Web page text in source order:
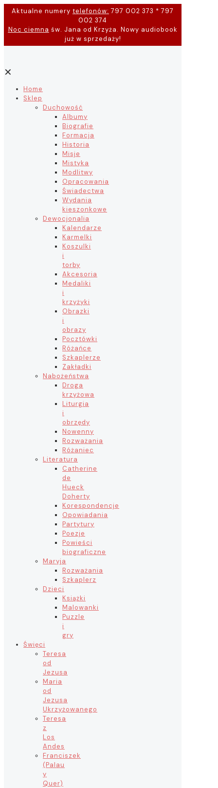
Aktualne numery telefonów: 797 002 373 * 797
002 374
Noc ciemna św. Jana od Krzyża. Nowy audiobook
już w sprzedaży!
✕
Home
Sklep
Duchowość
Albumy
Biografie
Formacja
Historia
Misje
Mistyka
Modlitwy
Opracowania
Świadectwa
Wydania
kieszonkowe
Dewocjonalia
Kalendarze
Karmelki
Koszulki
i
torby
Akcesoria
Medaliki
i
krzyżyki
Obrazki
i
obrazy
Pocztówki
Różańce
Szkaplerze
Zakładki
Nabożeństwa
Droga
krzyżowa
Liturgia
i
obrzędy
Nowenny
Rozważania
Różaniec
Literatura
Catherine
de
Hueck
Doherty
Korespondencje
Opowiadania
Partytury
Poezje
Powieści
biograficzne
Maryja
Rozważania
Szkaplerz
Dzieci
Książki
Malowanki
Puzzle
i
gry
Święci
Teresa
od
Jezusa
Maria
od
Jezusa
Ukrzyżowanego
Teresa
z
Los
Andes
Franciszek
(Palau
y
Quer)